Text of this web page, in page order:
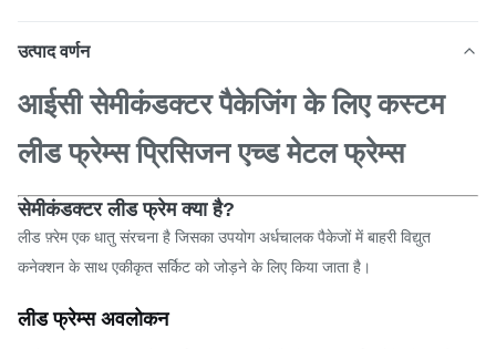
उत्पाद वर्णन
आईसी सेमीकंडक्टर पैकेजिंग के लिए कस्टम
लीड फ्रेम्स प्रिसिजन एच्ड मेटल फ्रेम्स
सेमीकंडक्टर लीड फ्रेम क्या है?
लीड फ़्रेम एक धातु संरचना है जिसका उपयोग अर्धचालक पैकेजों में बाहरी विद्युत
कनेक्शन के साथ एकीकृत सर्किट को जोड़ने के लिए किया जाता है।
लीड फ्रेम्स अवलोकन